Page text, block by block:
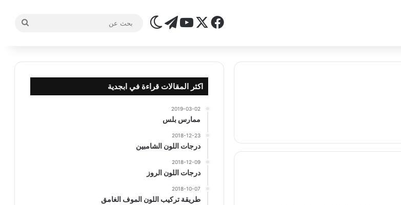
فيسبوك
‫X
‫YouTube
تيلقرامالوضع المظلم
اكثر المقالات قراءة في ابجدية
2019-03-02
ممارس بلس
2018-12-23
درجات اللون الشامبين
2018-12-09
درجات اللون الروز
2018-10-07
طريقة تركيب اللون الموف الغامق